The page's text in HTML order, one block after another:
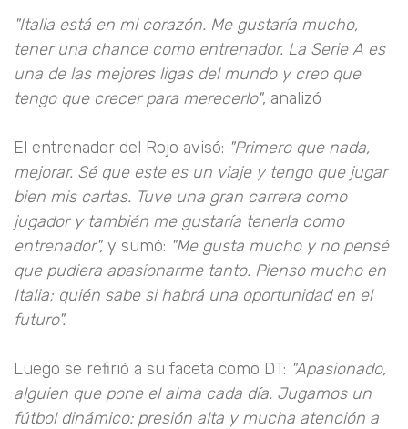
"Italia está en mi corazón. Me gustaría mucho,
tener una chance como entrenador. La Serie A es
una de las mejores ligas del mundo y creo que
tengo que crecer para merecerlo", analizó
El entrenador del Rojo avisó: "Primero que nada,
mejorar. Sé que este es un viaje y tengo que jugar
bien mis cartas. Tuve una gran carrera como
jugador y también me gustaría tenerla como
entrenador", y sumó: "Me gusta mucho y no pensé
que pudiera apasionarme tanto. Pienso mucho en
Italia; quién sabe si habrá una oportunidad en el
futuro".
Luego se refirió a su faceta como DT: "Apasionado,
alguien que pone el alma cada día. Jugamos un
fútbol dinámico: presión alta y mucha atención a